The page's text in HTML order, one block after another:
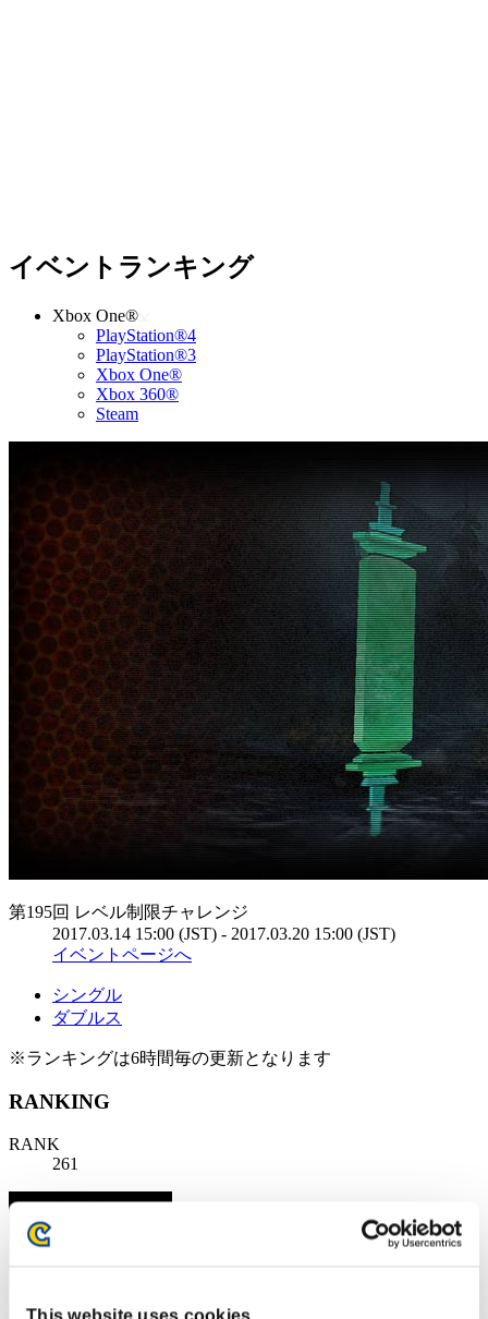
イベントランキング
Xbox One®
PlayStation®4
PlayStation®3
Xbox One®
Xbox 360®
Steam
第195回 レベル制限チャレンジ
2017.03.14 15:00 (JST) - 2017.03.20 15:00 (JST)
イベントページへ
シングル
ダブルス
※ランキングは6時間毎の更新となります
RANKING
RANK
261